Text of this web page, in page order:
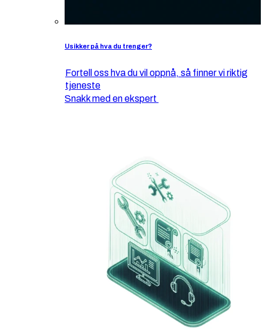
Usikker på hva du trenger?
Fortell oss hva du vil oppnå, så finner vi riktig
tjeneste
Snakk med en ekspert